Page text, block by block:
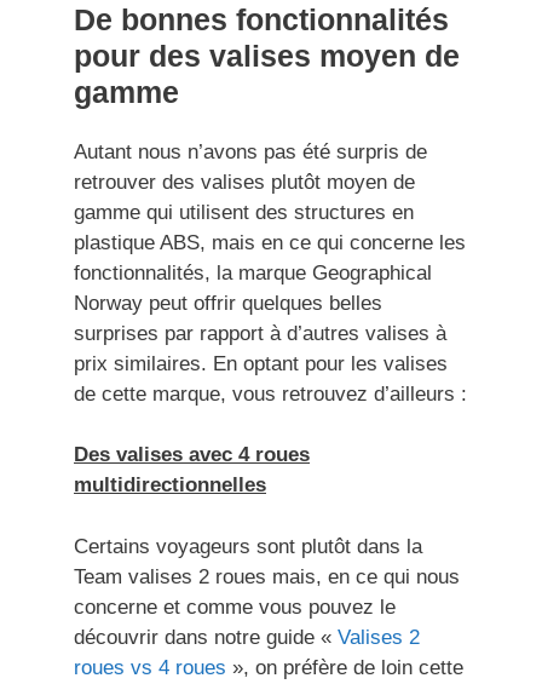
De bonnes fonctionnalités
pour des valises moyen de
gamme
Autant nous n’avons pas été surpris de
retrouver des valises plutôt moyen de
gamme qui utilisent des structures en
plastique ABS, mais en ce qui concerne les
fonctionnalités, la marque Geographical
Norway peut offrir quelques belles
surprises par rapport à d’autres valises à
prix similaires. En optant pour les valises
de cette marque, vous retrouvez d’ailleurs :
Des valises avec 4 roues
multidirectionnelles
Certains voyageurs sont plutôt dans la
Team valises 2 roues mais, en ce qui nous
concerne et comme vous pouvez le
découvrir dans notre guide « Valises 2
roues vs 4 roues », on préfère de loin cette